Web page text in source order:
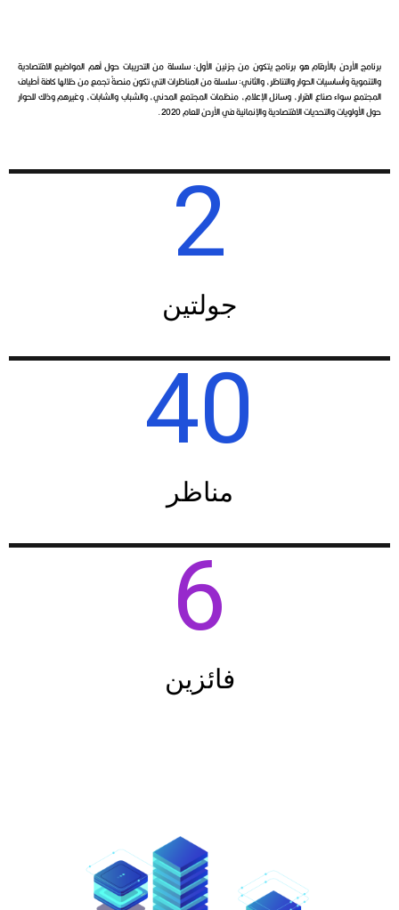
برنامج الأردن بالأرقام هو برنامج يتكون من جزئين الأول: سلسلة من التدريبات حول أهم المواضيع الاقتصادية
والتنموية وأساسيات الحوار والتناظر، والثاني: سلسلة من المناظرات التي تكون منصةً تجمع من خلالها كافة أطياف
المجتمع سواء صناع القرار، وسائل الإعلام، منظمات المجتمع المدني، والشباب والشابات، وغيرهم وذلك للحوار
حول الأولويات والتحديات الاقتصادية والإنمائية في الأردن للعام 2020.
جولتين
2
مناظر
40
فائزين
6